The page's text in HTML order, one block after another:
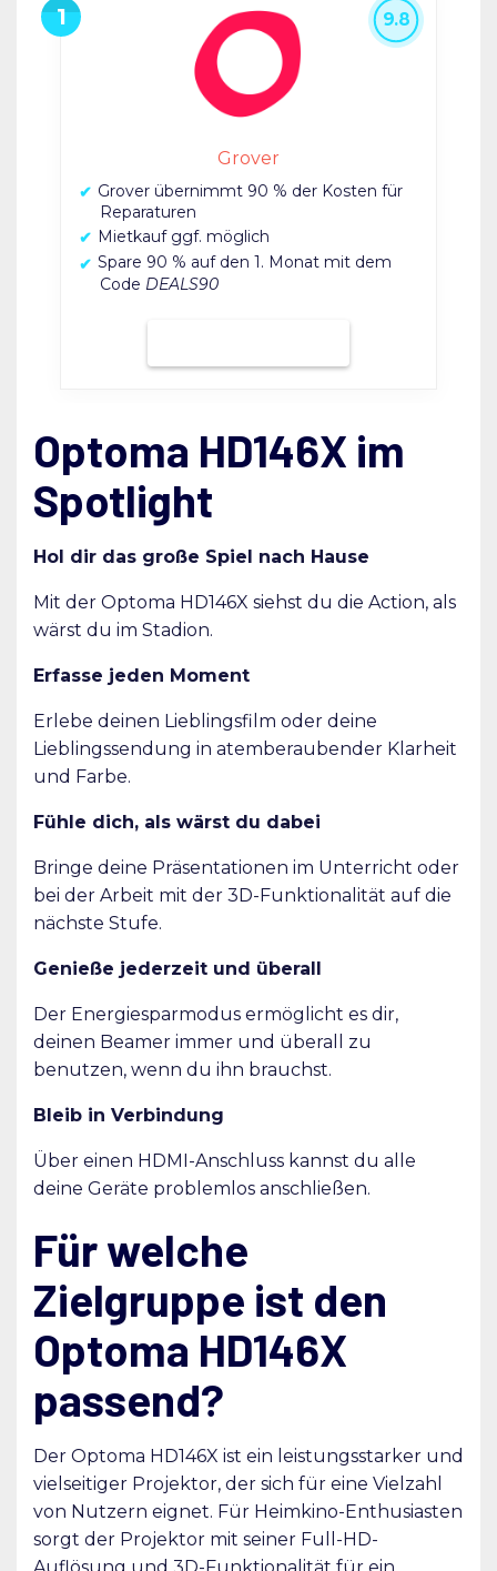
Grover
Grover übernimmt 90 % der Kosten für
Reparaturen
Mietkauf ggf. möglich
Spare 90 % auf den 1. Monat mit dem
Code DEALS90
9.8
Optoma HD146X im
Spotlight
Hol dir das große Spiel nach Hause
Mit der Optoma HD146X siehst du die Action, als
wärst du im Stadion.
Erfasse jeden Moment
Erlebe deinen Lieblingsfilm oder deine
Lieblingssendung in atemberaubender Klarheit
und Farbe.
Fühle dich, als wärst du dabei
Bringe deine Präsentationen im Unterricht oder
bei der Arbeit mit der 3D-Funktionalität auf die
nächste Stufe.
Genieße jederzeit und überall
Der Energiesparmodus ermöglicht es dir,
deinen Beamer immer und überall zu
benutzen, wenn du ihn brauchst.
Bleib in Verbindung
Über einen HDMI-Anschluss kannst du alle
deine Geräte problemlos anschließen.
Für welche
Zielgruppe ist den
Optoma HD146X
passend?
Der Optoma HD146X ist ein leistungsstarker und
vielseitiger Projektor, der sich für eine Vielzahl
von Nutzern eignet. Für Heimkino-Enthusiasten
sorgt der Projektor mit seiner Full-HD-